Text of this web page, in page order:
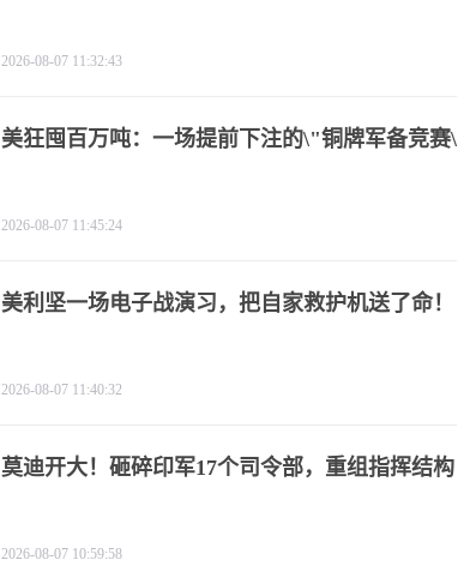
2026-08-07 11:32:43
美狂囤百万吨：一场提前下注的\"铜牌军备竞赛\"
2026-08-07 11:45:24
美利坚一场电子战演习，把自家救护机送了命！
2026-08-07 11:40:32
莫迪开大！砸碎印军17个司令部，重组指挥结构
2026-08-07 10:59:58